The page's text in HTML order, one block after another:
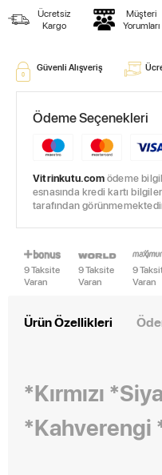
Ücretsiz
Kargo
Müşteri
Yorumları
Güvenli Alışveriş
Ödeme Seçenekleri
Vitrinkutu.comödeme
esnasında kredi kartı
tarafından
9 Taksite
Varan
9 Taksite
Varan
9
Varan
Ürün Özellikleri
*Kırmızı
*Kahverengi